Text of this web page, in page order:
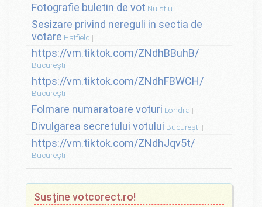
Fotografie buletin de vot Nu stiu
Sesizare privind nereguli in sectia de
votare Hatfield
https://vm.tiktok.com/ZNdhBBuhB/
București
https://vm.tiktok.com/ZNdhFBWCH/
București
Folmare numaratoare voturi Londra
Divulgarea secretului votului București
https://vm.tiktok.com/ZNdhJqv5t/
București
Susține votcorect.ro!